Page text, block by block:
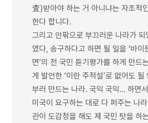
査)받아야 하는 거 아니냐는 자조적
한다 합니다.
그리고 안팎으로 부끄러운 나라가 되
였다, 송구하다고 하면 될 일을 ‘바이
면’의 전 국민 듣기평가를 하게 만드
게 발언한 ‘이란 주적설’로 없어도 될
부러 만드는 나라. 국익 국익… 하면
미국이 요구하는 대로 다 퍼주는 나라
관이 도감청을 해도 제 국민 탓을 하